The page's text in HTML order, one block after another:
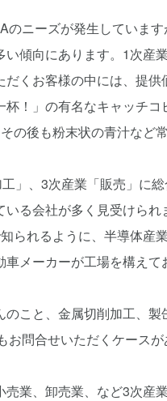
ニーズが発生していま
傾向にあります。1次産
くお客様の中には、提
！」の有名なキャッチ
の後も粉末状の青汁など
」、3次産業「販売」に
る会社が多く見受けられ
られるように、半導体産
メーカーが工場を構え
こと、金属切削加工、
問合せいただくケース
業、卸売業、など3次産